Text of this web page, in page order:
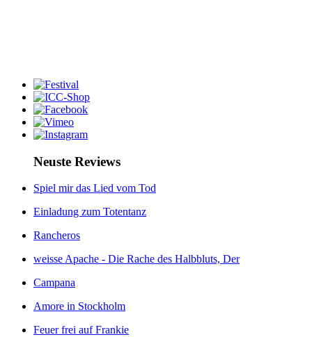
Neuste Reviews
Spiel mir das Lied vom Tod
Einladung zum Totentanz
Rancheros
weisse Apache - Die Rache des Halbbluts, Der
Campana
Amore in Stockholm
Feuer frei auf Frankie